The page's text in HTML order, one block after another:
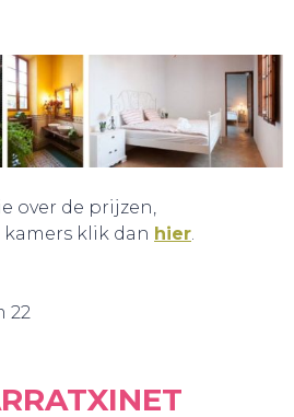
over de prijzen,
klik dan hier.
22